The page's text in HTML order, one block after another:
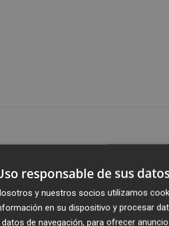
(FED) no dio
el 5,25% y el 5,50%, un nivel que
más dura, en cuanto a
introdujo las condiciones
responsable de sus
y nuestros socios utilizamos
en su dispositivo y procesar
datos de navegación, para ofrecer